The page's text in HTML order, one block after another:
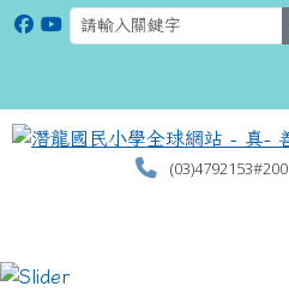
(03)4792153#200